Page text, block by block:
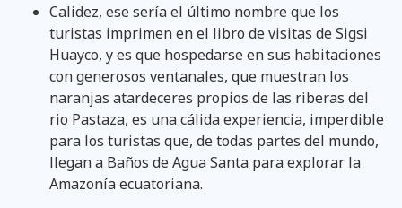
Calidez, ese sería el último nombre que los
turistas imprimen en el libro de visitas de Sigsi
Huayco, y es que hospedarse en sus habitaciones
con generosos ventanales, que muestran los
naranjas atardeceres propios de las riberas del
rio Pastaza, es una cálida experiencia, imperdible
para los turistas que, de todas partes del mundo,
llegan a Baños de Agua Santa para explorar la
Amazonía ecuatoriana.